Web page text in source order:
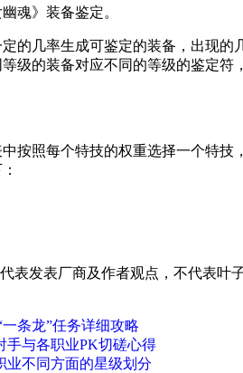
魂》装备鉴定。
几率生成可鉴定的装备，出现的
级的装备对应不同的等级的鉴定符
照每个特技的权重选择一个特技
表发表厂商及作者观点，不代表叶
条龙”任务详细攻略
手与各职业PK切磋心得
业不同方面的星级划分